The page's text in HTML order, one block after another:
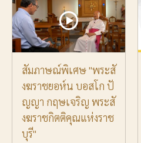
สัมภาษณ์พิเศษ "พระสั
งฆราชยอห์น บอสโก ปั
ญญา กฤษเจริญ พระสั
งฆราชกิตติคุณแห่งราช
บุรี"